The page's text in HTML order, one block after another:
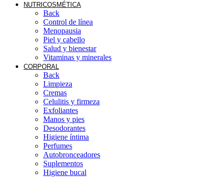
NUTRICOSMÉTICA
Back
Control de línea
Menopausia
Piel y cabello
Salud y bienestar
Vitaminas y minerales
CORPORAL
Back
Limpieza
Cremas
Celulitis y firmeza
Exfoliantes
Manos y pies
Desodorantes
Higiene íntima
Perfumes
Autobronceadores
Suplementos
Higiene bucal